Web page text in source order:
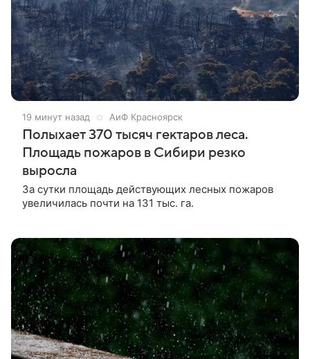
19 минут назад АиФ Красноярск
Полыхает 370 тысяч гектаров леса.
Площадь пожаров в Сибири резко
выросла
За сутки площадь действующих лесных пожаров
увеличилась почти на 131 тыс. га.